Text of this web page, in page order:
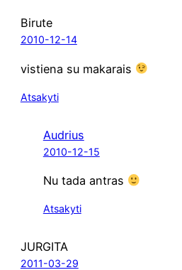
Birute
2010-12-14
vis­tie­na su makarais
Atsakyti
Audrius
2010-12-15
Nu tada antras
Atsakyti
JURGITA
2011-03-29